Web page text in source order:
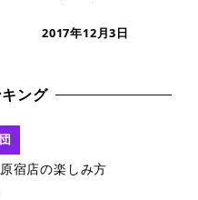
2017年12月3日
ング
宿店の楽しみ方